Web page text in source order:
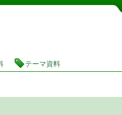
約システム
テーマ資料